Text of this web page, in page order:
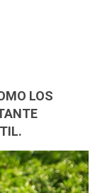
LOS